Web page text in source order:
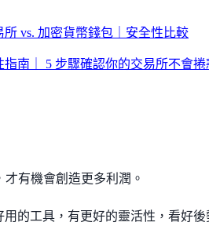
vs. 加密貨幣錢包｜安全性比較
南｜ 5 步驟確認你的交易所不會捲
有機會創造更多利潤。
的工具，有更好的靈活性，看好後